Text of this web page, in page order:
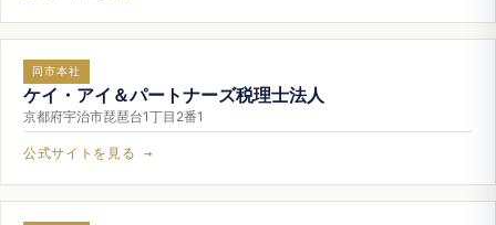
同市本社
ケイ・アイ＆パートナーズ税理士法人
京都府宇治市琵琶台1丁目2番1
公式サイトを見る →